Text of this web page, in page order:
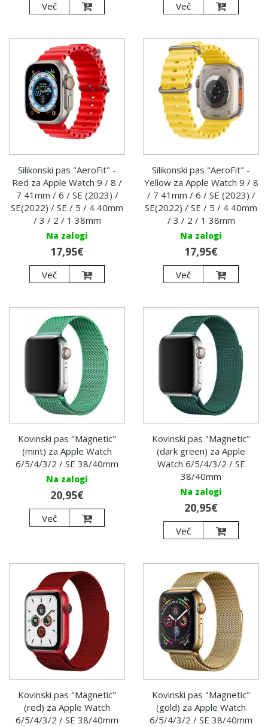
Več Več
Silikonski pas "AeroFit" -
Red za Apple Watch 9 / 8 /
7 41mm / 6 / SE (2023) /
SE(2022) / SE / 5 / 4 40mm
/ 3 / 2 / 1 38mm
Na zalogi
17,95€
Več
Silikonski pas "AeroFit" -
Yellow za Apple Watch 9 / 8
/ 7 41mm / 6 / SE (2023) /
SE(2022) / SE / 5 / 4 40mm
/ 3 / 2 / 1 38mm
Na zalogi
17,95€
Več
Kovinski pas "Magnetic"
(mint) za Apple Watch
6/5/4/3/2 / SE 38/40mm
Na zalogi
20,95€
Več
Kovinski pas "Magnetic"
(dark green) za Apple
Watch 6/5/4/3/2 / SE
38/40mm
Na zalogi
20,95€
Več
Kovinski pas "Magnetic"
(red) za Apple Watch
6/5/4/3/2 / SE 38/40mm
Kovinski pas "Magnetic"
(gold) za Apple Watch
6/5/4/3/2 / SE 38/40mm